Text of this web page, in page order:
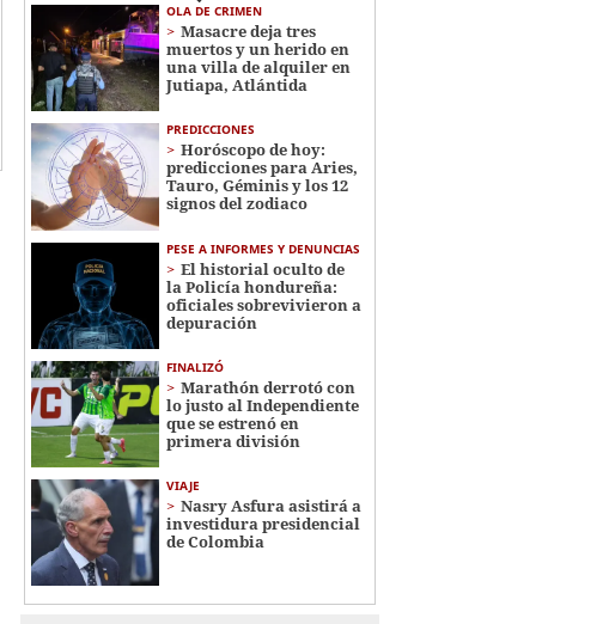
OLA DE CRIMEN
Masacre deja tres
muertos y un herido en
una villa de alquiler en
Jutiapa, Atlántida
PREDICCIONES
Horóscopo de hoy:
predicciones para Aries,
Tauro, Géminis y los 12
signos del zodiaco
PESE A INFORMES Y DENUNCIAS
El historial oculto de
la Policía hondureña:
oficiales sobrevivieron a
depuración
FINALIZÓ
Marathón derrotó con
lo justo al Independiente
que se estrenó en
primera división
VIAJE
Nasry Asfura asistirá a
investidura presidencial
de Colombia